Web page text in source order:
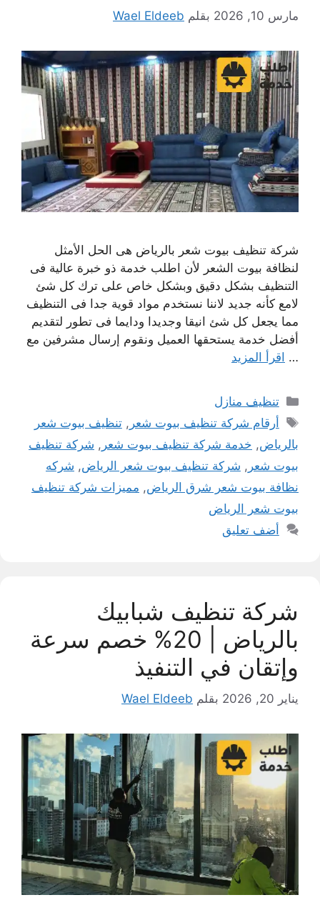
مارس 10, 2026 بقلم Wael Eldeeb
شركة تنظيف بيوت شعر بالرياض هى الحل الأمثل
لنظافة بيوت الشعر لأن اطلب خدمة ذو خبرة عالية فى
التنظيف بشكل دقيق وبشكل خاص على ترك كل شئ
لامع كأنه جديد لاننا نستخدم مواد قوية جدا فى التنظيف
مما يجعل كل شئ انيقا وجديدا ودايما فى تطور لتقديم
أفضل خدمة يستحقها العميل ونقوم إرسال مشرفين مع
… اقرأ المزيد
التصنيفات
تنظيف منازل
الوسوم
أرقام شركة تنظيف بيوت شعر ,تنظيف بيوت شعر
بالرياض, خدمة شركة تنظيف بيوت شعر , شركة تنظيف
بيوت شعر , شركة تنظيف بيوت شعر الرياض, شركه
نظافة بيوت شعر شرق الرياض, مميزات شركة تنظيف
بيوت شعر الرياض
أضف تعليق
شركة تنظيف شبابيك
بالرياض | 20% خصم سرعة
وإتقان في التنفيذ
يناير 20, 2026 بقلم Wael Eldeeb